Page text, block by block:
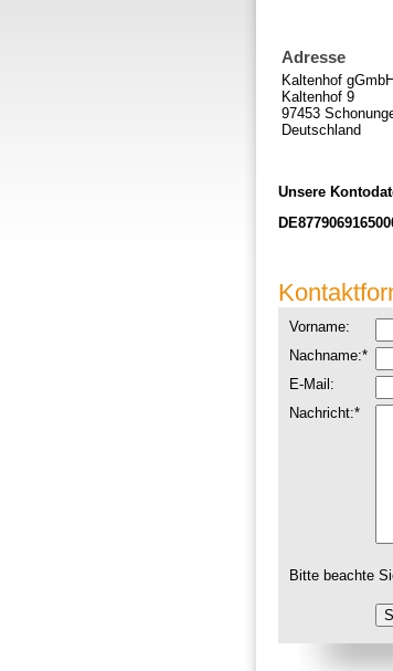
Adresse
Kaltenhof
Kaltenhof 9
97453
Deutschland
Unsere
Vorname:
Nachname:*
E-Mail:
Nachricht:*
Bitte beachte